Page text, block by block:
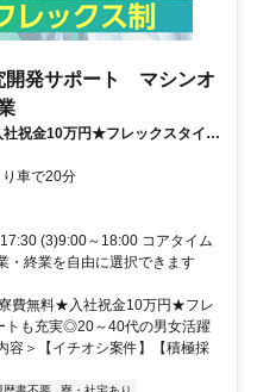
開発サポート マシンオ
祝金10万円★フレックスタイム
代の男女活躍中！！【自動車部
車で20分
(3)9:00～18:00 コアタイム
・終業を自由に選択できます
費無料★入社祝金10万円★フレ
トも充実◎20～40代の男女活躍
容＞【イチオシ案件】【積極採